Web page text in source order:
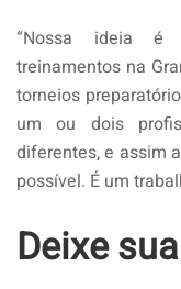
“Nossa ideia é
treinamentos na
torneios
um ou dois
diferentes, e assim
possível. É um
Deixe